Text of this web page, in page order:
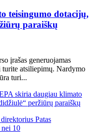
teisingumo dotacijų,
paraiškų
įrašas generuojamas
turite atsiliepimų. Nardymo
turi...
skiria daugiau klimato
peržiūrų paraiškų